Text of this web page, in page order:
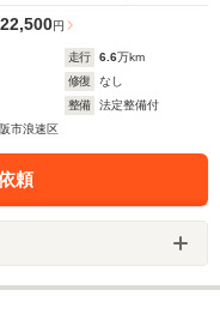
22,500円
走行 6.6万km
修復
なし
整備
法定整備付
市浪速区
頼